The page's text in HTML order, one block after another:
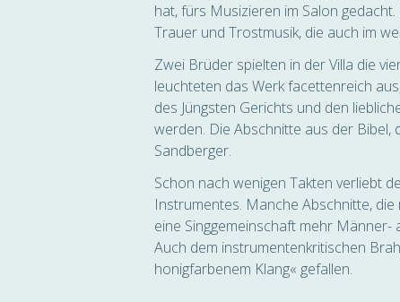
hat, fürs Musizieren im Salon
Trauer und Trostmusik, die auch im
Zwei Brüder spielten in der Villa die
leuchteten das Werk facettenreich
des Jüngsten Gerichts und den
werden. Die Abschnitte aus der Bibel,
Sandberger.
Schon nach wenigen Takten verliebt
Instrumentes. Manche Abschnitte,
eine Singgemeinschaft mehr Männer-
Auch dem instrumentenkritischen
honigfarbenem Klang« gefallen.